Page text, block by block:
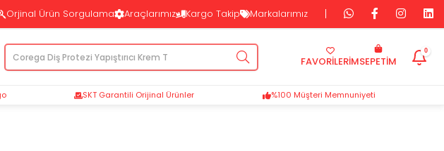
Orjinal Ürün Sorgulama Araçlarımız Kargo Takip Markalarımız
SEPETIM
FAVORİLERİM
0
SKT Garantili Orijinal Ürünler %100 Müşteri Memnuniyeti